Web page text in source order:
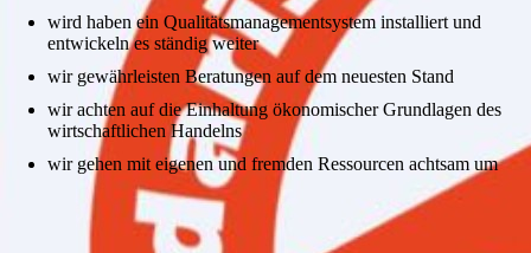
wird haben ein Qualitätsmanagementsystem installiert und
entwickeln es ständig weiter
wir gewährleisten Beratungen auf dem neuesten Stand
wir achten auf die Einhaltung ökonomischer Grundlagen des
wirtschaftlichen Handelns
wir gehen mit eigenen und fremden Ressourcen achtsam um